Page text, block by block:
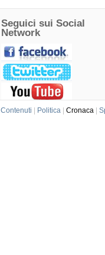
Seguici sui Social
Network
Contenuti Politica Cronaca